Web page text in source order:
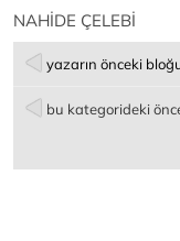
NAHİDE ÇELEBİ
yazarın önceki
bu kategorideki